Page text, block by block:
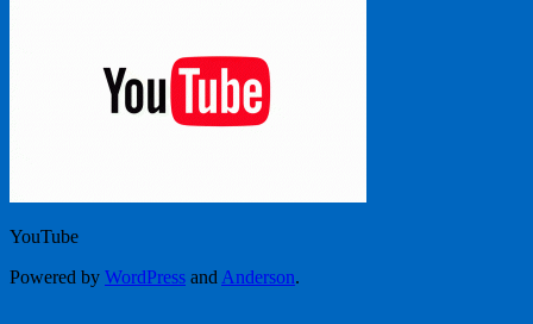
YouTube
Powered by WordPress and Anderson.